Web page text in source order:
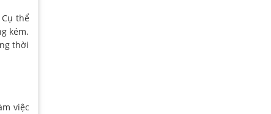
thể
kém.
thời
việc